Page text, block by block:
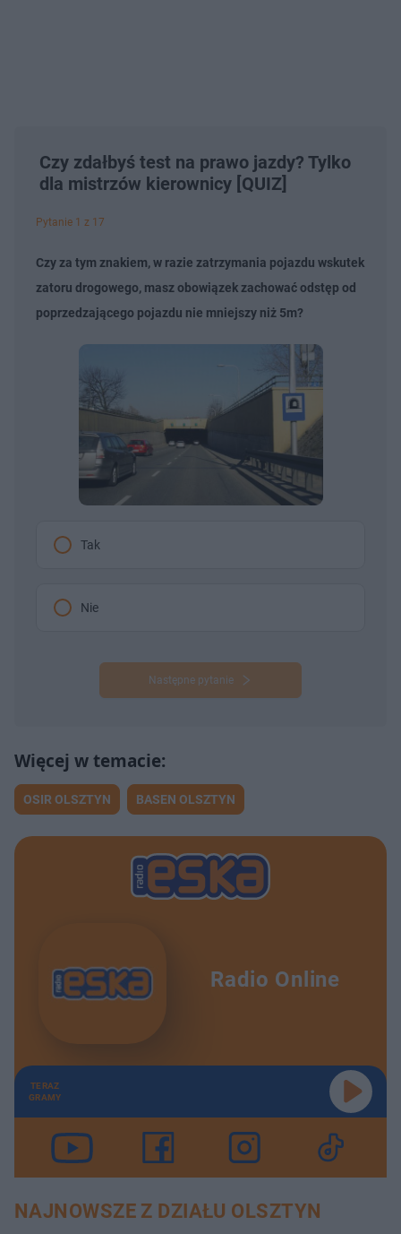
Czy zdałbyś test na prawo jazdy? Tylko
dla mistrzów kierownicy [QUIZ]
Pytanie 1 z 17
Czy za tym znakiem, w razie zatrzymania pojazdu wskutek
zatoru drogowego, masz obowiązek zachować odstęp od
poprzedzającego pojazdu nie mniejszy niż 5m?
Tak
Nie
Następne pytanie
OSIR OLSZTYN BASEN OLSZTYN
Radio Online
TERAZ
GRAMY
NAJNOWSZE Z DZIAŁU OLSZTYN